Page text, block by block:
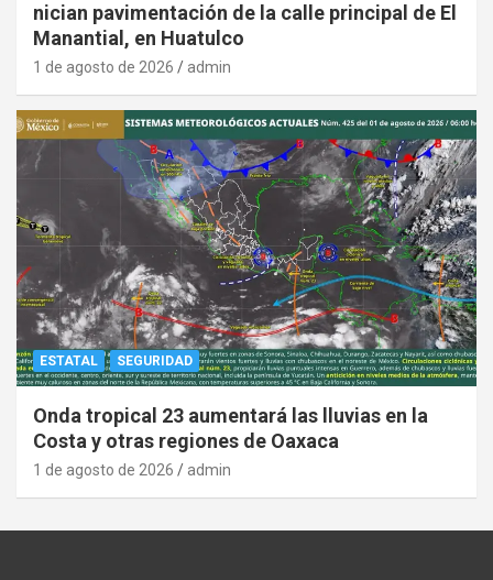
nician pavimentación de la calle principal de El
Manantial, en Huatulco
1 de agosto de 2026 admin
ESTATAL SEGURIDAD
Onda tropical 23 aumentará las lluvias en la
Costa y otras regiones de Oaxaca
1 de agosto de 2026 admin